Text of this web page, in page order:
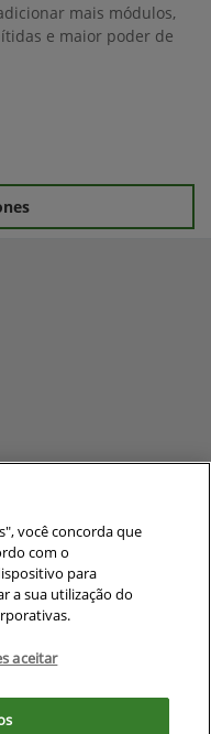
mais módulos,
e maior poder de
30
a navegação e visita você
você concorda que
com o
para
a sua utilização do
aceitar